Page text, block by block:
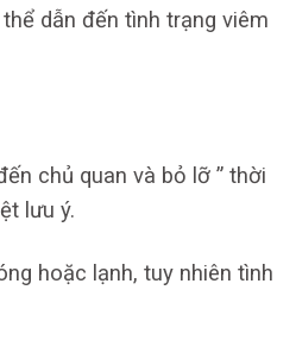
dẫn đến tình trạng viêm
chủ quan và bỏ lỡ ” thời
lưu ý.
hoặc lạnh, tuy nhiên tình